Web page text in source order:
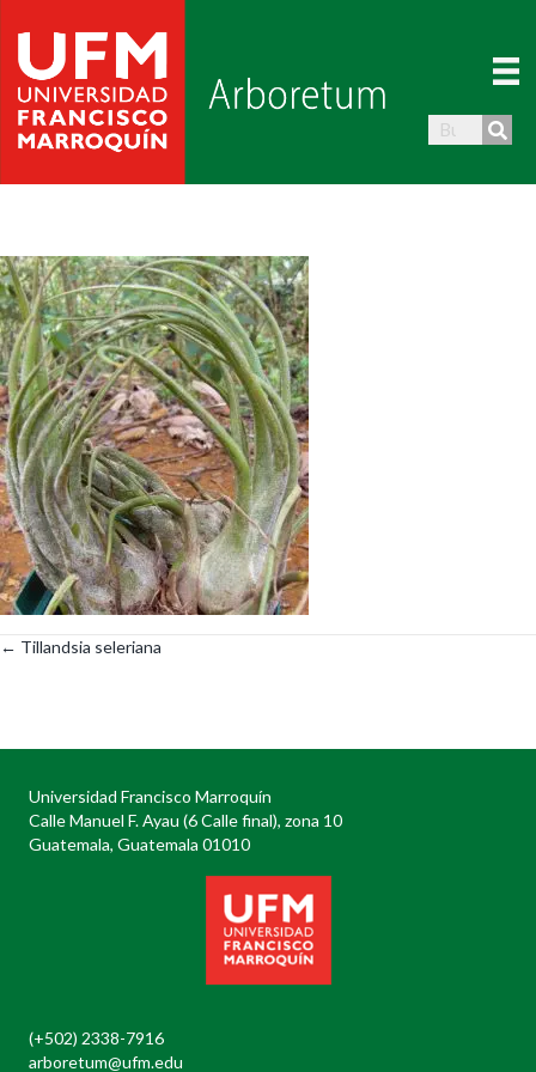
Posts
← Tillandsia seleriana
Universidad Francisco Marroquín
Calle Manuel F. Ayau (6 Calle final), zona 10
Guatemala, Guatemala 01010
(+502) 2338-7916
arboretum@ufm.edu